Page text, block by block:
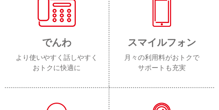
でんわ
より使いやすく話しやすく
おトクに快適に
スマイルフォン
月々の利用料がおトクで
サポートも充実